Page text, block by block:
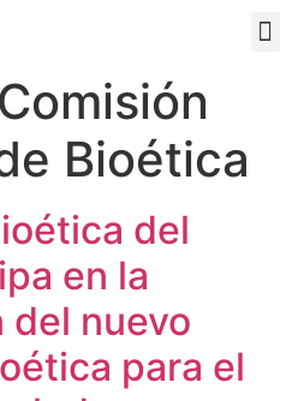
Comisión
Bioética
del
en la
del nuevo
para el